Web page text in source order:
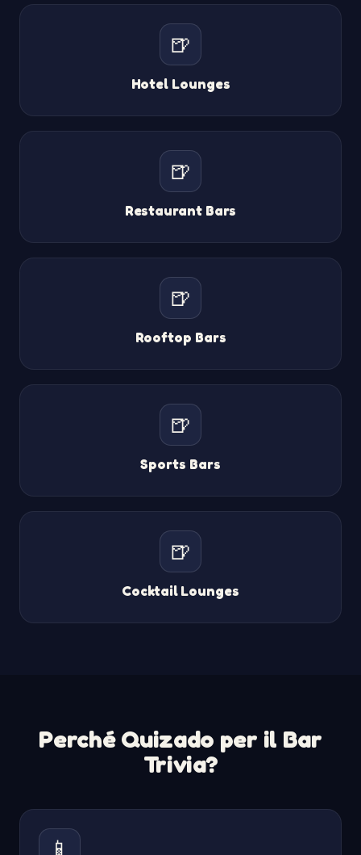
🍺
Hotel Lounges
🍺
Restaurant Bars
🍺
Rooftop Bars
🍺
Sports Bars
🍺
Cocktail Lounges
Perché Quizado per il Bar
Trivia?
📱